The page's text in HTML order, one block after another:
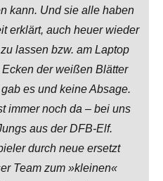
kann. Und sie alle haben
erklärt, auch heuer wieder
lassen bzw. am Laptop
der weißen Blätter
es und keine Absage.
immer noch da – bei uns
aus der DFB-Elf.
durch neue ersetzt
Team zum »kleinen«